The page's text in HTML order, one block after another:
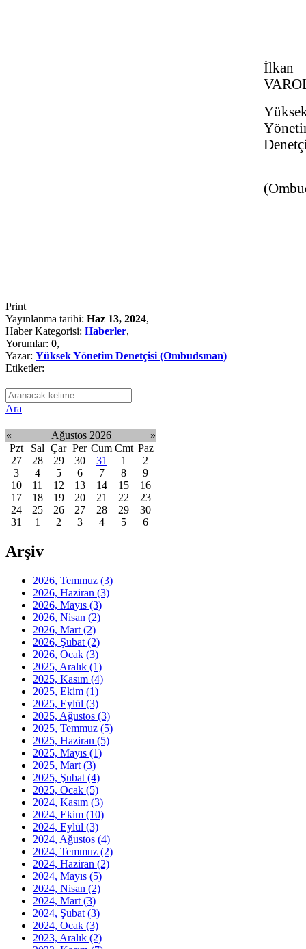
İlkan
Print
Yayınlanma tarihi: Haz 13, 2024,
Haber Kategorisi: Haberler,
Yorumlar: 0,
Yazar: Yüksek Yönetim Denetçisi (Ombudsman)
Etiketler:
Ara
« Ağustos 2026
»
Pzt
Sal Çar Per Cum Cmt Paz
27
28 29 30 31 1
2
3
4 5 6 7 8
9
10
11 12 13 14 15
16
17
18 19 20 21 22
23
24
25 26 27 28 29
30
31
1 2 3 4 5 6
Arşiv
2026, Temmuz (3)
2026, Haziran (3)
2026, Mayıs (3)
2026, Nisan (2)
2026, Mart (2)
2026, Şubat (2)
2026, Ocak (3)
2025, Aralık (1)
2025, Kasım (4)
2025, Ekim (1)
2025, Eylül (3)
2025, Ağustos (3)
2025, Temmuz (5)
2025, Haziran (5)
2025, Mayıs (1)
2025, Mart (3)
2025, Şubat (4)
2025, Ocak (5)
2024, Kasım (3)
2024, Ekim (10)
2024, Eylül (3)
2024, Ağustos (4)
2024, Temmuz (2)
2024, Haziran (2)
2024, Mayıs (5)
2024, Nisan (2)
2024, Mart (3)
2024, Şubat (3)
2024, Ocak (3)
2023, Aralık (2)